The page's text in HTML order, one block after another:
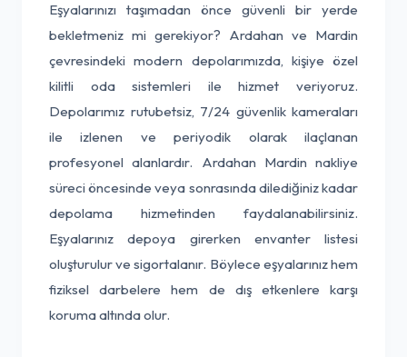
Eşyalarınızı taşımadan önce güvenli bir yerde
bekletmeniz mi gerekiyor? Ardahan ve Mardin
çevresindeki modern depolarımızda, kişiye özel
kilitli oda sistemleri ile hizmet veriyoruz.
Depolarımız rutubetsiz, 7/24 güvenlik kameraları
ile izlenen ve periyodik olarak ilaçlanan
profesyonel alanlardır. Ardahan Mardin nakliye
süreci öncesinde veya sonrasında dilediğiniz kadar
depolama hizmetinden faydalanabilirsiniz.
Eşyalarınız depoya girerken envanter listesi
oluşturulur ve sigortalanır. Böylece eşyalarınız hem
fiziksel darbelere hem de dış etkenlere karşı
koruma altında olur.